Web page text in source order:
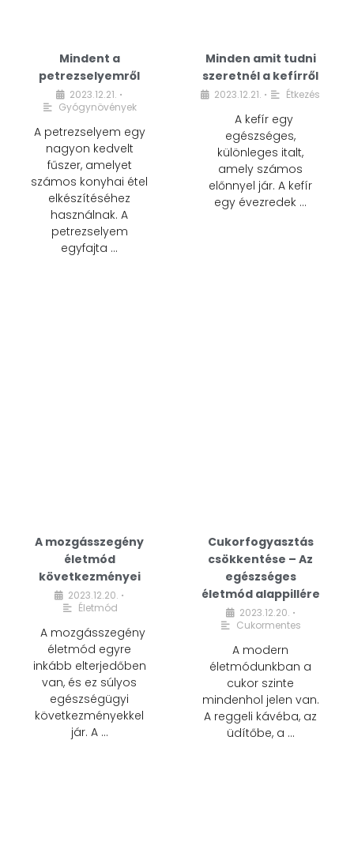
Mindent a
petrezselyemről
2023.12.21. •
Gyógynövények
A petrezselyem egy
nagyon kedvelt
fűszer, amelyet
számos konyhai étel
elkészítéséhez
használnak. A
petrezselyem
egyfajta …
Minden amit tudni
szeretnél a kefírről
2023.12.21. • Étkezés
A kefír egy
egészséges,
különleges italt,
amely számos
előnnyel jár. A kefír
egy évezredek …
A mozgásszegény
életmód
következményei
2023.12.20. •
Életmód
A mozgásszegény
életmód egyre
inkább elterjedőben
van, és ez súlyos
egészségügyi
következményekkel
jár. A …
Cukorfogyasztás
csökkentése – Az
egészséges
életmód alappillére
2023.12.20. •
Cukormentes
A modern
életmódunkban a
cukor szinte
mindenhol jelen van.
A reggeli kávéba, az
üdítőbe, a …